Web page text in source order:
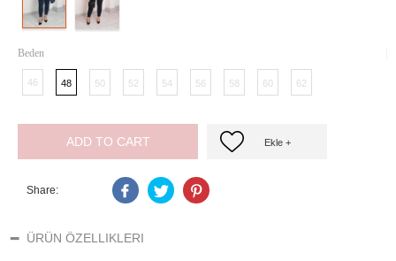
Beden
46 48 50 52 54 56 58 60 62
ADD TO CART Ekle +
Share:
ÜRÜN ÖZELLIKLERI